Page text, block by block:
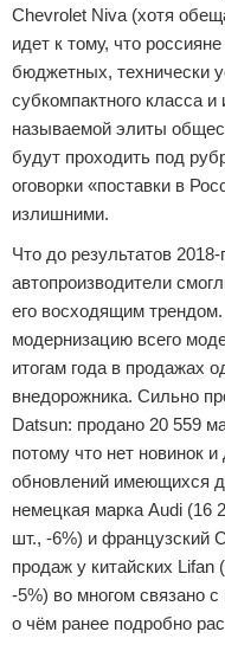
Chevrolet Niva (хотя
идет к тому, что
бюджетных, технически
субкомпактного класса
называемой элиты
будут проходить под
оговорки «поставки в
излишними.
Что до результатов
автопроизводители
его восходящим
модернизацию всего
итогам года в продажах
внедорожника. Сильно
Datsun: продано 20 559
потому что нет новинок
обновлений имеющихся
немецкая марка Audi (16
шт., -6%) и французский
продаж у китайских Lifan
-5%) во многом связано
о чём ранее подробно